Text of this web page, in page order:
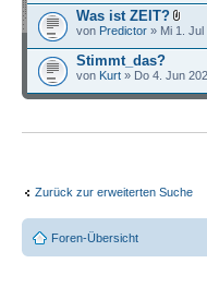
Was ist ZEIT?
von Predictor » Mi 1. Jul
Stimmt_das?
von Kurt » Do 4. Jun
Zurück zur erweiterten Suche
Foren-Übersicht